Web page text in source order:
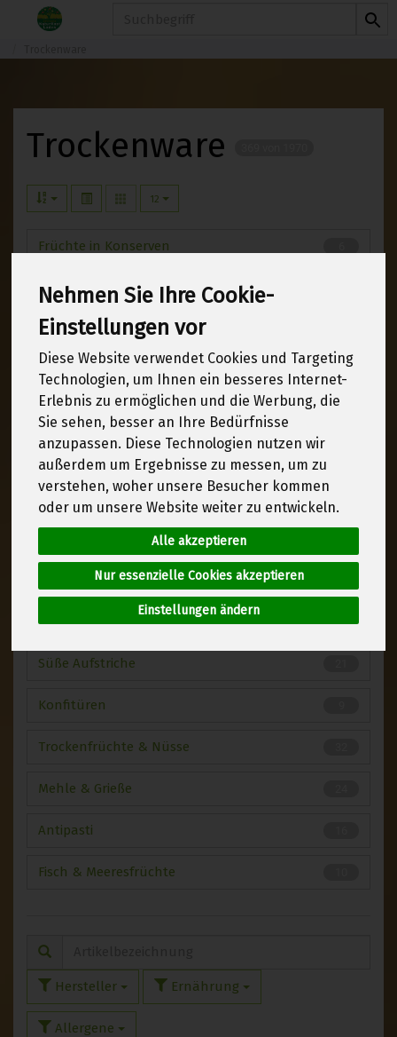
Nehmen Sie Ihre Cookie-
Einstellungen vor
Diese Website verwendet Cookies und Targeting
Technologien, um Ihnen ein besseres Internet-
Erlebnis zu ermöglichen und die Werbung, die
Sie sehen, besser an Ihre Bedürfnisse
anzupassen. Diese Technologien nutzen wir
außerdem um Ergebnisse zu messen, um zu
verstehen, woher unsere Besucher kommen
oder um unsere Website weiter zu entwickeln.
Alle akzeptieren
Nur essenzielle Cookies akzeptieren
Einstellungen ändern
Trockenware
12
Früchte in Konserven
Kaffee & Kakao
Sauergemüse & Konserven
35
Backmittel & Backzutaten
Flocken
Müslis & Crunchies
Muse
Tomatenprodukte & Ketchups
14
Zucker & Süßungsmittel
Süße Aufstriche
Konfitüren
Trockenfrüchte & Nüsse
Mehle & Grieße
Antipasti
Fisch & Meeresfrüchte
Hersteller Ernährung
Allergene